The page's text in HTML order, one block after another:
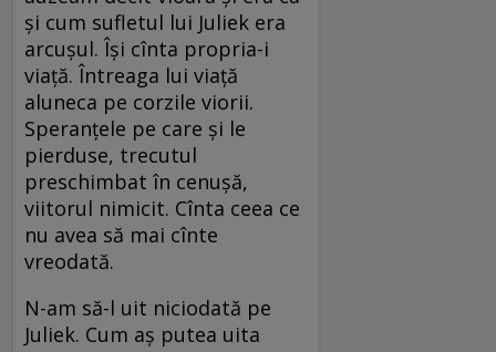
şi cum sufletul lui Juliek era
arcuşul. Îşi cînta propria-i
viaţă. Întreaga lui viaţă
aluneca pe corzile viorii.
Speranţele pe care şi le
pierduse, trecutul
preschimbat în cenuşă,
viitorul nimicit. Cînta ceea ce
nu avea să mai cînte
vreodată.
N-am să-l uit niciodată pe
Juliek. Cum aş putea uita